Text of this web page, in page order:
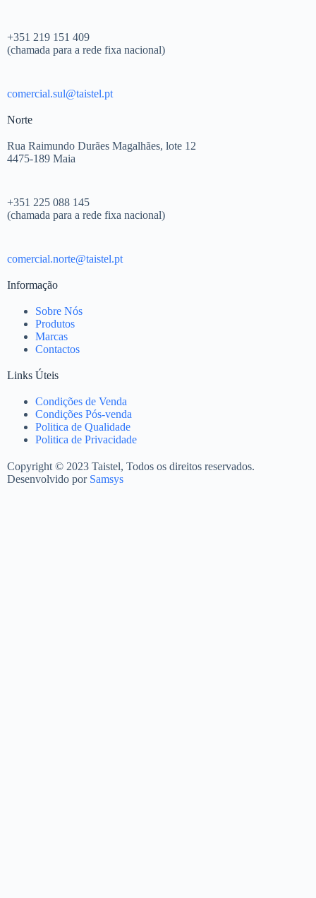
+351 219 151 409
(chamada para a rede fixa nacional)
comercial.sul@taistel.pt
Norte
Rua Raimundo Durães Magalhães, lote 12
4475-189 Maia
+351 225 088 145
(chamada para a rede fixa nacional)
comercial.norte@taistel.pt
Informação
Sobre Nós
Produtos
Marcas
Contactos
Links Úteis
Condições de Venda
Condições Pós-venda
Politica de Qualidade
Politica de Privacidade
Copyright © 2023 Taistel, Todos os direitos reservados.
Desenvolvido por Samsys